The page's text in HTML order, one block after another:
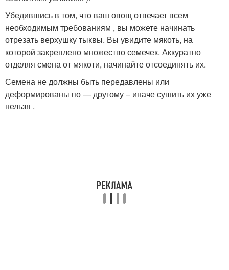
Убедившись в том, что ваш овощ отвечает всем
необходимым требованиям , вы можете начинать
отрезать верхушку тыквы. Вы увидите мякоть, на
которой закреплено множество семечек. Аккуратно
отделяя смена от мякоти, начинайте отсоединять их.
Семена не должны быть передавлены или
деформированы по — другому – иначе сушить их уже
нельзя .